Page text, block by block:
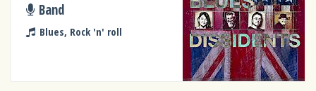
Band
Blues, Rock 'n' roll